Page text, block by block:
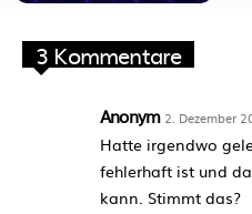
3 Kommentare
Anonym 2. Dezember
Hatte irgendwo
fehlerhaft ist und
kann. Stimmt das?